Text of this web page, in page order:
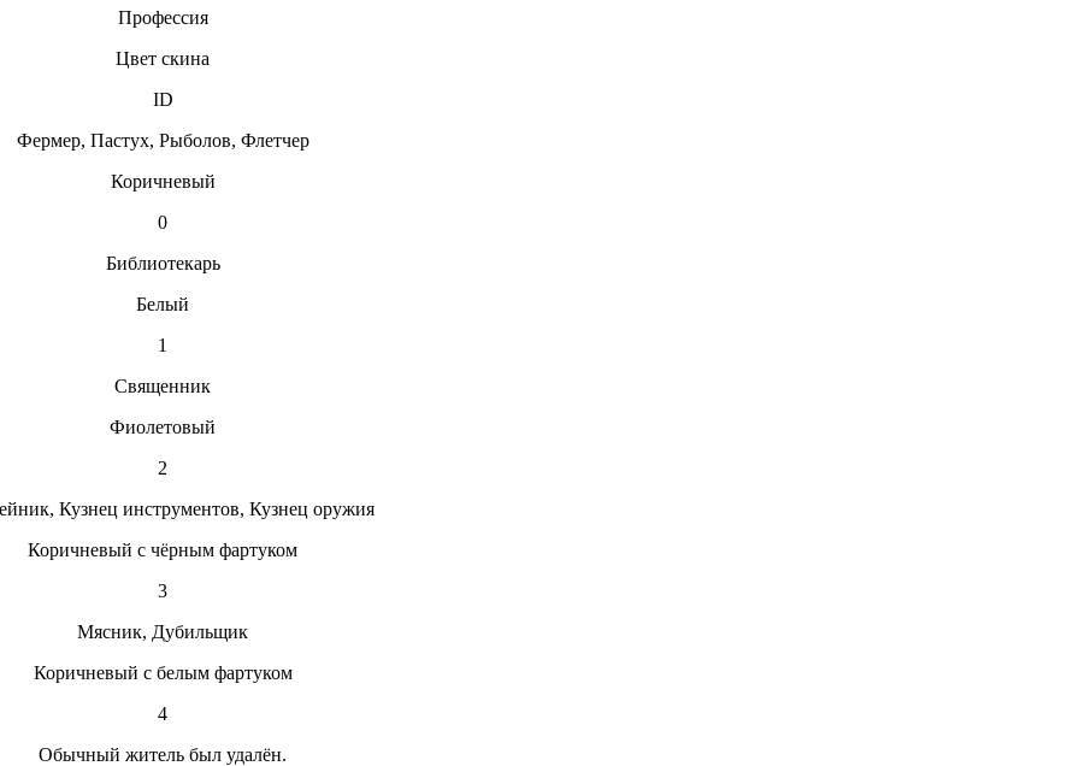
Профессия
Цвет скина
ID
Фермер, Пастух, Рыболов, Флетчер
Коричневый
0
Библиотекарь
Белый
1
Священник
Фиолетовый
2
Кузнец инструментов, Кузнец оружия
Коричневый с чёрным фартуком
3
Мясник, Дубильщик
Коричневый с белым фартуком
4
Обычный житель был удалён.